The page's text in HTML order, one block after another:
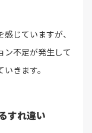
じていますが、
ン不足が発生して
きます。
すれ違い